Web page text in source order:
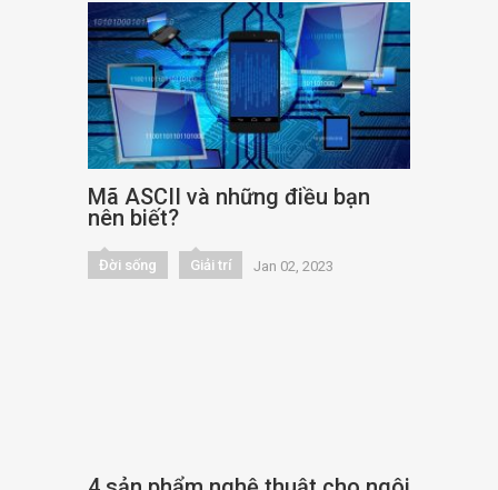
Mã ASCII và những điều bạn
nên biết?
Đời sống Giải trí Jan 02, 2023